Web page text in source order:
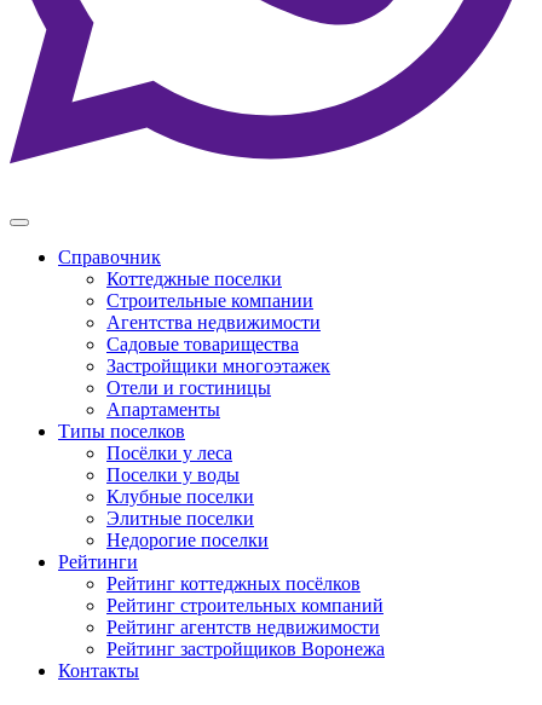
Справочник
Коттеджные поселки
Строительные компании
Агентства недвижимости
Садовые товарищества
Застройщики многоэтажек
Отели и гостиницы
Апартаменты
Типы поселков
Посёлки у леса
Поселки у воды
Клубные поселки
Элитные поселки
Недорогие поселки
Рейтинги
Рейтинг коттеджных посёлков
Рейтинг строительных компаний
Рейтинг агентств недвижимости
Рейтинг застройщиков Воронежа
Контакты